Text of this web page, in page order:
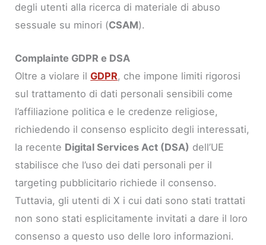
degli utenti alla ricerca di materiale di abuso
sessuale su minori (CSAM).
Complainte GDPR e DSA
Oltre a violare ilGDPR, che impone limiti rigorosi
sul trattamento di dati personali sensibili come
l’affiliazione politica e le credenze religiose,
richiedendo il consenso esplicito degli interessati,
la recente Digital Services Act (DSA) dell’UE
stabilisce che l’uso dei dati personali per il
targeting pubblicitario richiede il consenso.
Tuttavia, gli utenti di X i cui dati sono stati trattati
non sono stati esplicitamente invitati a dare il loro
consenso a questo uso delle loro informazioni.